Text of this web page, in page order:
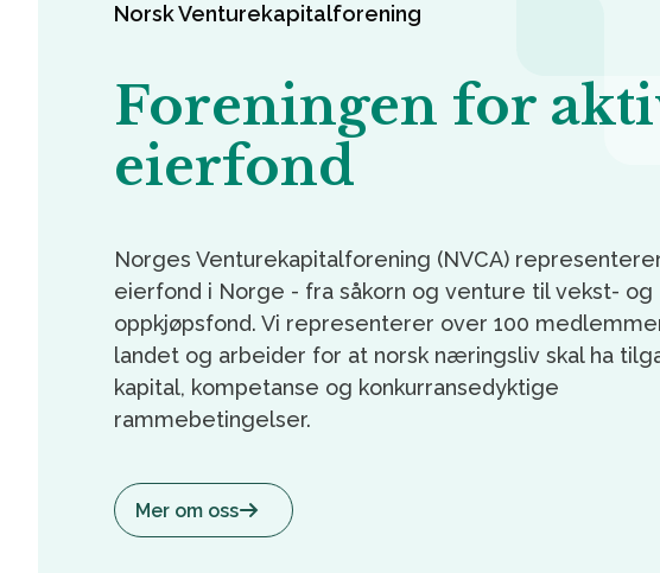
Norsk Venturekapitalforening
Foreningen for
eierfond
Norges Venturekapitalforening (NVCA)
eierfond i Norge - fra såkorn og venture til vekst- og
oppkjøpsfond. Vi representerer over 100
landet og arbeider for at norsk næringsliv skal ha
kapital, kompetanse og konkurransedyktige
rammebetingelser.
Mer om oss